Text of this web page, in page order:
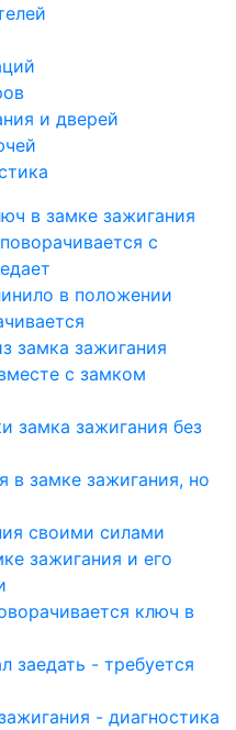
и дверей
в замке зажигания
с
в положении
замка зажигания
с замком
замка зажигания без
в замке зажигания, но
своими силами
зажигания и его
ключ в
заедать - требуется
- диагностика